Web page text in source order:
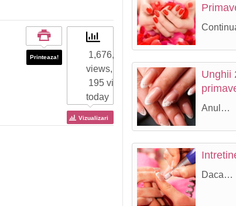
1,676,509 total
views,
195 views
today
Vizualizari
Printeaza!
Unghii
Anul…
Daca…